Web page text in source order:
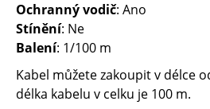
Ochranný vodič: Ano
Stínění: Ne
Balení: 1/100 m
Kabel můžete zakoupit v délce
délka kabelu v celku je 100 m.